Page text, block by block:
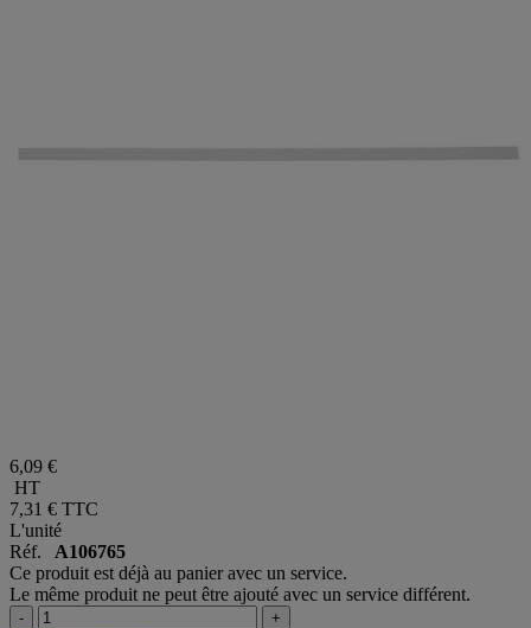
6,09 €
HT
7,31 € TTC
L'unité
Réf. A106765
Ce produit est déjà au panier avec un service.
Le même produit ne peut être ajouté avec un service différent.
- +